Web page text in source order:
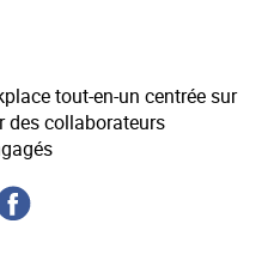
tout-en-un centrée sur
des collaborateurs